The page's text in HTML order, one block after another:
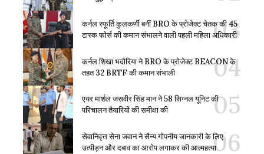
कर्नल स्फूर्ति कुलकर्णी बनीं BRO के प्रोजेक्ट चेतक की 45
टास्क फोर्स की कमान संभालने वाली पहली महिला अधिकारी
कर्नल शिखा भदौरिया ने BRO के प्रोजेक्ट BEACON के
तहत 32 BRTF की कमान संभाली
एयर मार्शल जसवीर सिंह मान ने 58 सिग्नल यूनिट की
परिचालन तैयारियों की समीक्षा की
सेवानिवृत्त सेना जवान ने सैन्य गोपनीय जानकारी के लिए
उत्पीड़न और दबाव का आरोप लगाकर की आत्महत्या